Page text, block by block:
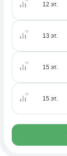
12 эт.
13 эт.
15 эт.
15 эт.